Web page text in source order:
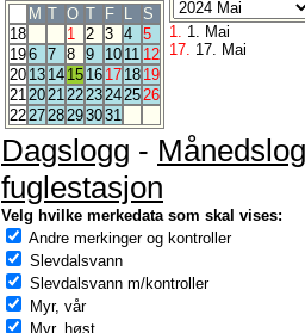
M T O T F L
S
18
1 2 3 4 5
196 7 8 9 10 11 12
20 13 14 15 16 17 18 19
2120212223242526
222728293031
1. 1. Mai
17. 17. Mai
Dagslogg -
fuglestasjon
Velg hvilke merkedata som skal vises:
Andre merkinger og kontroller
Slevdalsvann
Slevdalsvann m/kontroller
Myr, vår
Myr, høst